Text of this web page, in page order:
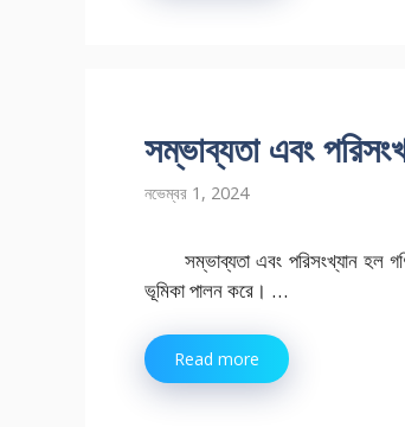
সম্ভাব্যতা এবং
নভেম্বর 1, 2024
সম্ভাব্যতা এবং পরিসংখ্যান হল
ভূমিকা পালন করে। …
Read more